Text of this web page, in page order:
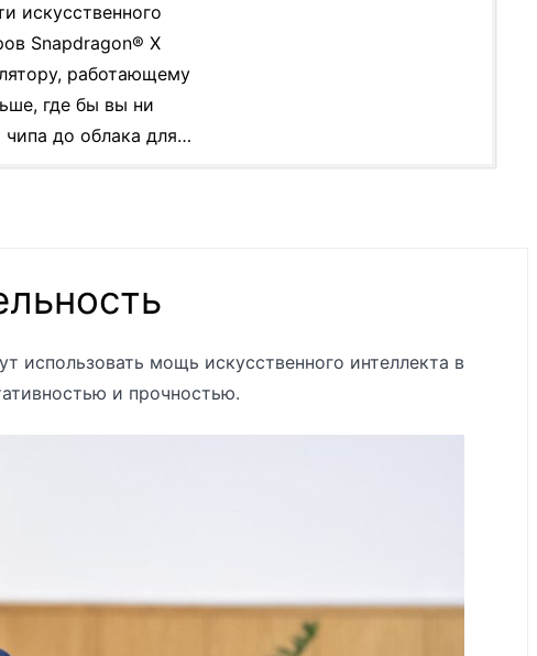
искусственного
Snapdragon® X
работающему
где бы вы ни
до облака для…
использовать мощь искусственного интеллекта в
и прочностью.